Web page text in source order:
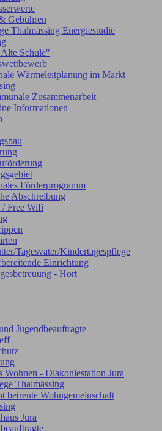
Gebühren
Thalmässing Energiestudie
Schule"
Wärmeleitplanung im Markt
Zusammenarbeit
Informationen
Förderprogramm
Abschreibung
Free Wifi
Tagesvater/Kindertagespflege
Einrichtung
- Hort
Jugendbeauftragte
Wohnen - Diakoniestation Jura
Thalmässing
betreute Wohngemeinschaft
Jura